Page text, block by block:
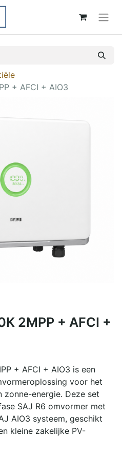
+ AFCI + AIO3
2MPP + AFCI +
+ AFCI + AIO3 is een
voor het
zonne-energie. Deze set
SAJ R6 omvormer met
AIO3 systeem, geschikt
kleine zakelijke PV-